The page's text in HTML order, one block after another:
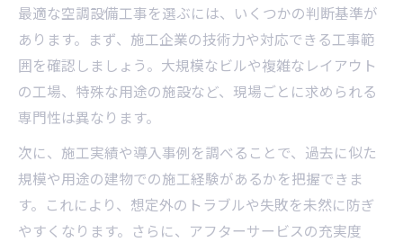
最適な空調設備工事を選ぶには、いくつかの判断基準が
あります。まず、施工企業の技術力や対応できる工事範
囲を確認しましょう。大規模なビルや複雑なレイアウト
の工場、特殊な用途の施設など、現場ごとに求められる
専門性は異なります。
次に、施工実績や導入事例を調べることで、過去に似た
規模や用途の建物での施工経験があるかを把握できま
す。これにより、想定外のトラブルや失敗を未然に防ぎ
やすくなります。さらに、アフターサービスの充実度